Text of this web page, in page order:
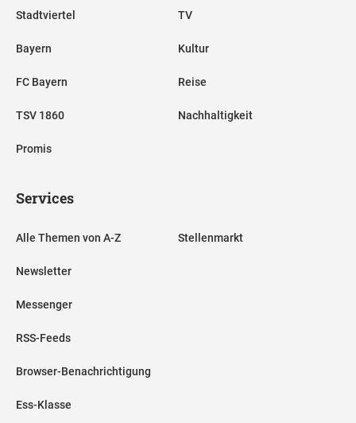
Stadtviertel
Bayern
FC Bayern
TSV 1860
Promis
TV
Kultur
Reise
Nachhaltigkeit
Services
Alle Themen von A-Z
Newsletter
Messenger
RSS-Feeds
Browser-Benachrichtigung
Ess-Klasse
Stellenmarkt